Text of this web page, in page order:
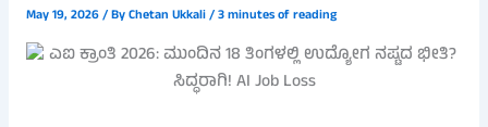
May 19, 2026/ ByChetan Ukkali/3 minutes of reading